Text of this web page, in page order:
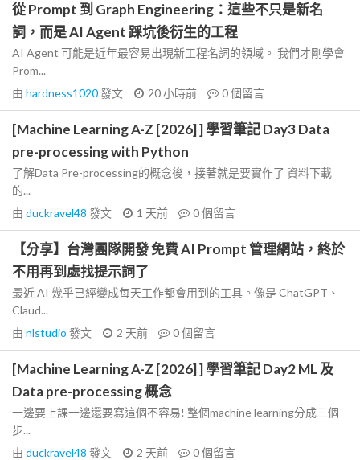
從 Prompt 到 Graph Engineering：這些不只是新名
詞，而是 AI Agent 踩坑後衍生的工程
AI Agent 可能是近年最容易出現新工程名詞的領域。 我們才剛學會
Prom...
由 hardness1020發文 20 小時前 0個留言
[Machine Learning A-Z [2026] ] 學習筆記 Day3 Data
pre-processing with Python
了解Data Pre-processing的概念後，接著就是要實作了 資料下載
的...
由 duckravel48 發文 1 天前 0個留言
【分享】台灣團隊開發 免費 AI Prompt 管理網站，終於
不用再到處找提示詞了
最近 AI 幾乎已經變成每天工作都會用到的工具。像是 ChatGPT、
Claud...
由 nlstudio 發文 2 天前 0個留言
[Machine Learning A-Z [2026] ] 學習筆記 Day2 ML 及
Data pre-processing 概念
一邊要上課一邊還要寫這個不容易! 整個machine learning分成三個
步...
由 duckravel48 發文 2 天前 0個留言